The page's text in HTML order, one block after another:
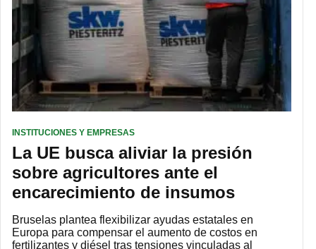
INSTITUCIONES Y EMPRESAS
La UE busca aliviar la presión
sobre agricultores ante el
encarecimiento de insumos
Bruselas plantea flexibilizar ayudas estatales en
Europa para compensar el aumento de costos en
fertilizantes y diésel tras tensiones vinculadas al